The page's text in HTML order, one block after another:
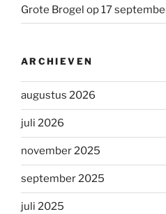
Grote Brogel op 17
ARCHIEVEN
augustus 2026
juli 2026
november 2025
september 2025
juli 2025